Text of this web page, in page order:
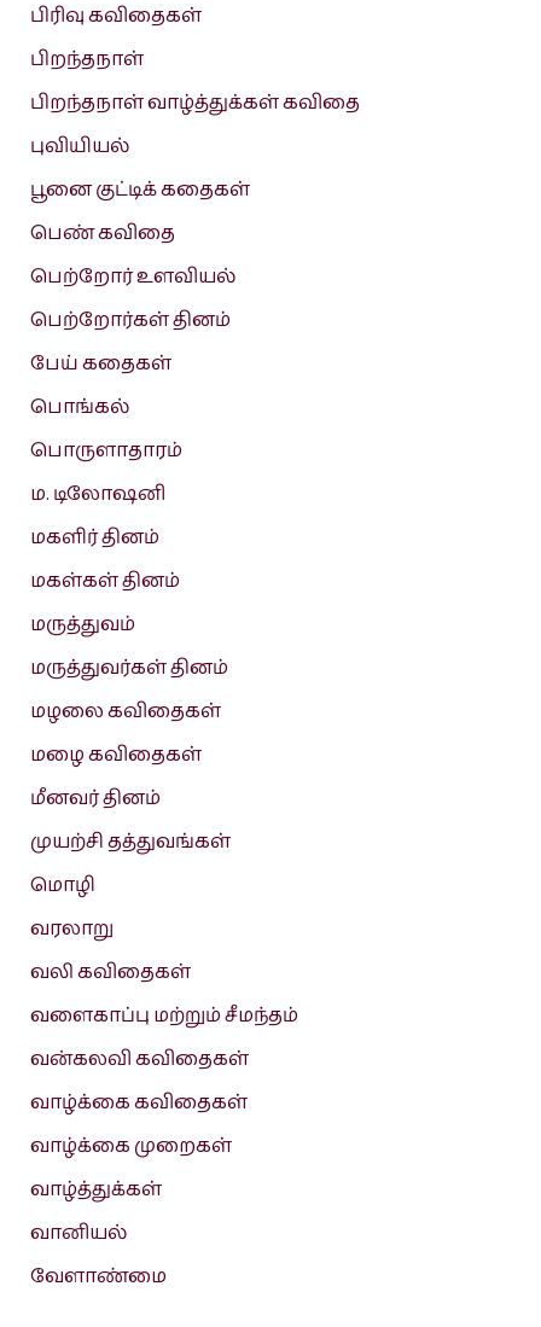
பிரிவு கவிதைகள்
பிறந்தநாள்
பிறந்தநாள் வாழ்த்துக்கள் கவிதை
புவியியல்
பூனை குட்டிக் கதைகள்
பெண் கவிதை
பெற்றோர் உளவியல்
பெற்றோர்கள் தினம்
பேய் கதைகள்
பொங்கல்
பொருளாதாரம்
ம. டிலோஷனி
மகளிர் தினம்
மகள்கள் தினம்
மருத்துவம்
மருத்துவர்கள் தினம்
மழலை கவிதைகள்
மழை கவிதைகள்
மீனவர் தினம்
முயற்சி தத்துவங்கள்
மொழி
வரலாறு
வலி கவிதைகள்
வளைகாப்பு மற்றும் சீமந்தம்
வன்கலவி கவிதைகள்
வாழ்க்கை கவிதைகள்
வாழ்க்கை முறைகள்
வாழ்த்துக்கள்
வானியல்
வேளாண்மை